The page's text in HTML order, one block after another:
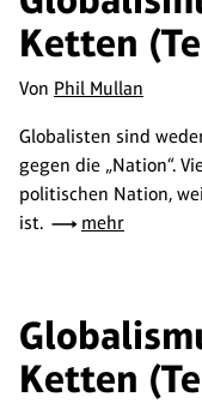
Ketten
Von Phil Mullan
Globalisten sind
gegen die „Nation“.
politischen Nation,
ist.
mehr
Ketten